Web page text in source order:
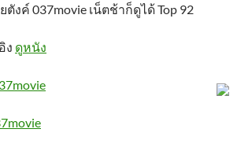
งค์ 037movie เน็ตช้าก็ดูได้ Top 92
ง ดูหนัง